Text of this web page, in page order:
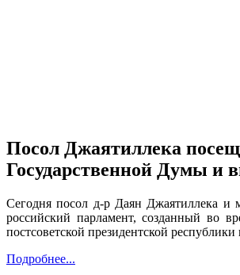
Посол Джаятиллека
Государственной Думы и
Сегодня посол д-р Даян Джаятиллека и
российский парламент, созданный во
постсоветской президентской
Подробнее...